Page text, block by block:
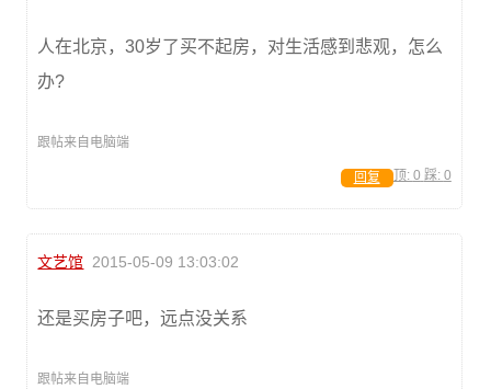
人在北京，30岁了买不起房，对生活感到悲观，怎么
办?
跟帖来自电脑端
顶: 0 踩: 0
回复
文艺馆 2015-05-09 13:03:02
还是买房子吧，远点没关系
跟帖来自电脑端